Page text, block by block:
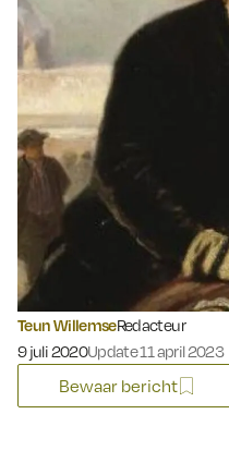
Teun WillemseRedacteur
Gepubliceerd op:
9 juli 2020Update 11 april 2023
Bewaar bericht